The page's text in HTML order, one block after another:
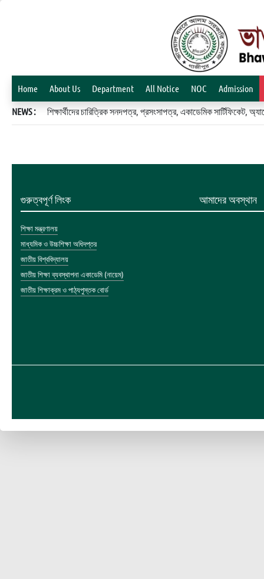
Home About Us Department All Notice NOC Admission
NEWS : শিক্ষার্থীদের চারিত্রিক সনদপত্র, প্রসংসাপত্র, একাডেমিক
গুরুত্বপূর্ণ লিংক
শিক্ষা মন্ত্রণালয়
মাধ্যমিক ও উচ্চশিক্ষা অধিদপ্তর
জাতীয় বিশ্ববিদ্যালয়
জাতীয় শিক্ষা ব্যবস্থাপনা একাডেমি (নায়েম)
জাতীয় শিক্ষাক্রম ও পাঠ্যপুস্তক বোর্ড
আমাদের অবস্থান